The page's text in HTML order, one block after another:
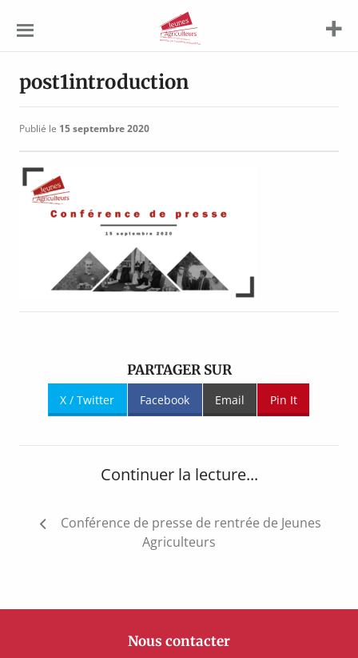
Agriculteurs
post1introduction
Publié le 15 septembre 2020
PARTAGER SUR
X / Twitter Facebook Email Pin It
Continuer la lecture...
Navigation
Conférence de presse de rentrée de Jeunes
Agriculteurs
Nous contacter